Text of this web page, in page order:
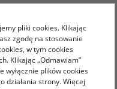
Bada
integracji
oraz
regionach
na Azję Wschodnią
co wiąże się ze
pliki cookies. Klikając
zgodę na stosowanie
w tym cookies
Klikając „Odmawiam”
wyłącznie plików cookies
działania strony. Więcej